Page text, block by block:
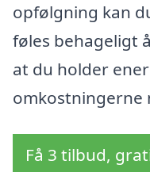
opfølgning kan
føles behageligt
at du holder
omkostningerne
Få 3 tilbud,